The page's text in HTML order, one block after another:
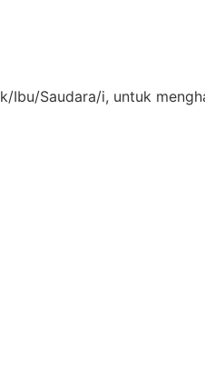
Ibu/Saudara/i, untuk